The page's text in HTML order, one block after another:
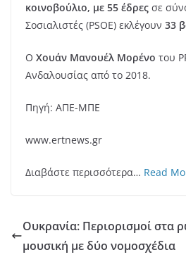
κοινοβούλιο, με 55 έδρες σε
Σοσιαλιστές (PSOE) εκλέγουν 33
Ο Χουάν Μανουέλ Μορένο του
Ανδαλουσίας από το 2018.
Πηγή: ΑΠΕ-ΜΠΕ
www.ertnews.gr
Διαβάστε περισσότερα… Read
Ουκρανία: Περιορισμοί στα
μουσική με δύο νομοσχέδια